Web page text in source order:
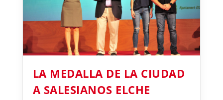
LA MEDALLA DE LA CIUDAD
A SALESIANOS ELCHE